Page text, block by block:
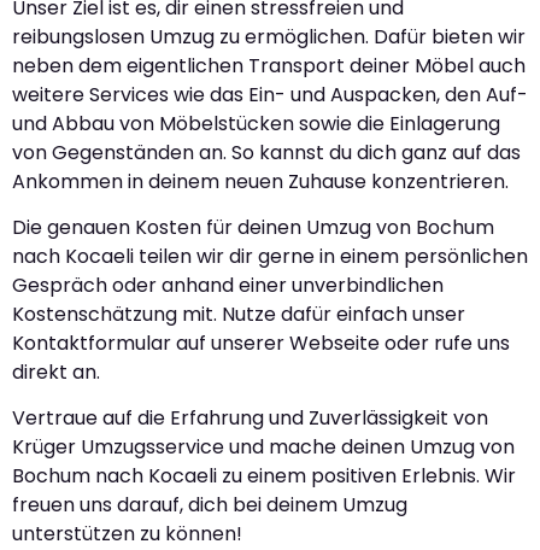
Unser Ziel ist es, dir einen stressfreien und
reibungslosen Umzug zu ermöglichen. Dafür bieten wir
neben dem eigentlichen Transport deiner Möbel auch
weitere Services wie das Ein- und Auspacken, den Auf-
und Abbau von Möbelstücken sowie die Einlagerung
von Gegenständen an. So kannst du dich ganz auf das
Ankommen in deinem neuen Zuhause konzentrieren.
Die genauen Kosten für deinen Umzug von Bochum
nach Kocaeli teilen wir dir gerne in einem persönlichen
Gespräch oder anhand einer unverbindlichen
Kostenschätzung mit. Nutze dafür einfach unser
Kontaktformular auf unserer Webseite oder rufe uns
direkt an.
Vertraue auf die Erfahrung und Zuverlässigkeit von
Krüger Umzugsservice und mache deinen Umzug von
Bochum nach Kocaeli zu einem positiven Erlebnis. Wir
freuen uns darauf, dich bei deinem Umzug
unterstützen zu können!